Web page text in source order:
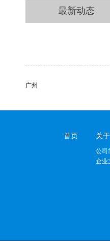
最新动态
广州
首页 关
公司
企业